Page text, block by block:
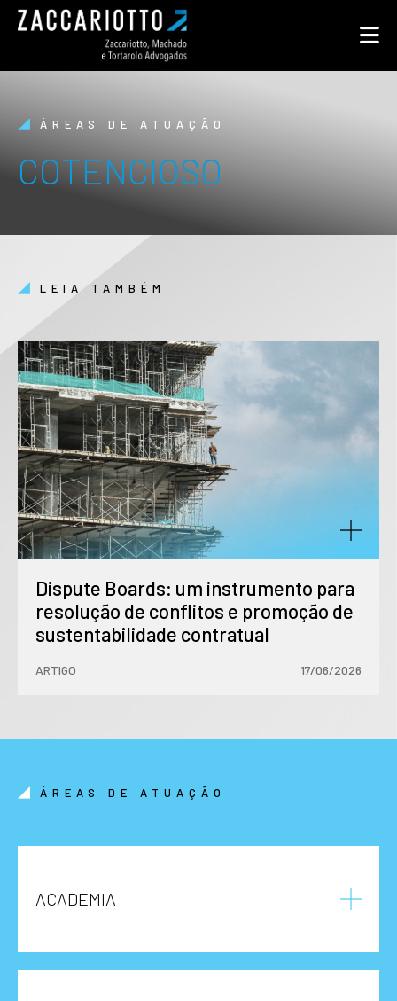
ÁREAS DE ATUAÇÃO
COTENCIOSO
LEIA TAMBÉM
Dispute Boards: um instrumento para
resolução de conflitos e promoção de
sustentabilidade contratual
ARTIGO 17/06/2026
ÁREAS DE ATUAÇÃO
ACADEMIA